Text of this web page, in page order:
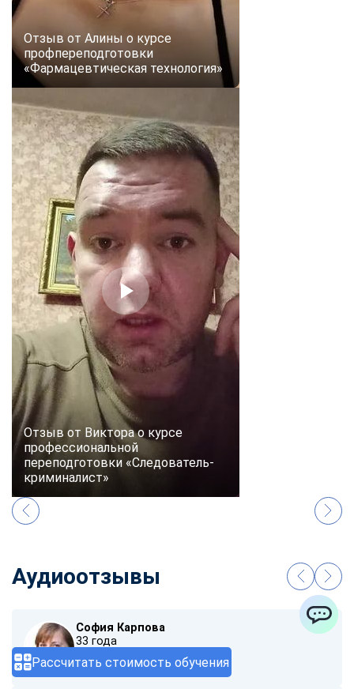
Рассчитать стоимость обучения
Отзыв от Алины о курсе
профпереподготовки
«Фармацевтическая технология»
Отзыв от Виктора о курсе
профессиональной
переподготовки «Следователь-
криминалист»
Аудиоотзывы
София Карпова
33 года
00:00/ 01:40
Мессенджеры
Свяжитесь с нами через любой удобный мессенджер!
Telegram
Vkontakte EMail
Max